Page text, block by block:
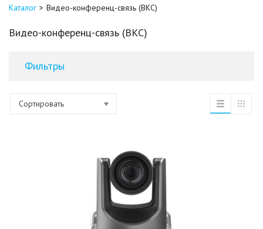
Каталог Видео-конференц-связь (ВКС)
Видео-конференц-связь (ВКС)
Фильтры
Сортировать